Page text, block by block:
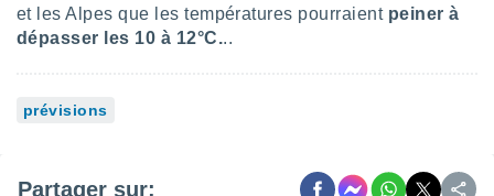
et du
études
et les Alpes que les températures pourraient peiner à
dépasser les 10 à 12°C...
prévisions
Partager sur: